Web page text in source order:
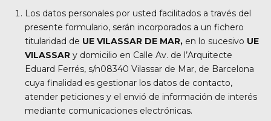
Los datos personales por usted facilitados a través del
presente formulario, serán incorporados a un fichero
titularidad de UE VILASSAR DE MAR, en lo sucesivo UE
VILASSAR y domicilio en Calle Av. de l’Arquitecte
Eduard Ferrés, s/n08340 Vilassar de Mar, de Barcelona
cuya finalidad es gestionar los datos de contacto,
atender peticiones y el envió de información de interés
mediante comunicaciones electrónicas.